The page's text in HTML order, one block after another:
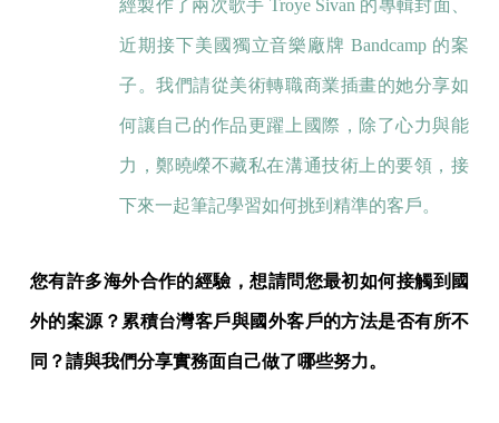
經製作了兩次歌手 Troye Sivan 的專輯封面、
近期接下美國獨立音樂廠牌 Bandcamp 的案
子。我們請從美術轉職商業插畫的她分享如
何讓自己的作品更躍上國際，除了心力與能
力，鄭曉嶸不藏私在溝通技術上的要領，接
下來一起筆記學習如何挑到精準的客戶。
您有許多海外合作的經驗，想請問您最初如何接觸到國
外的案源？累積台灣客戶與國外客戶的方法是否有所不
同？請與我們分享實務面自己做了哪些努力。